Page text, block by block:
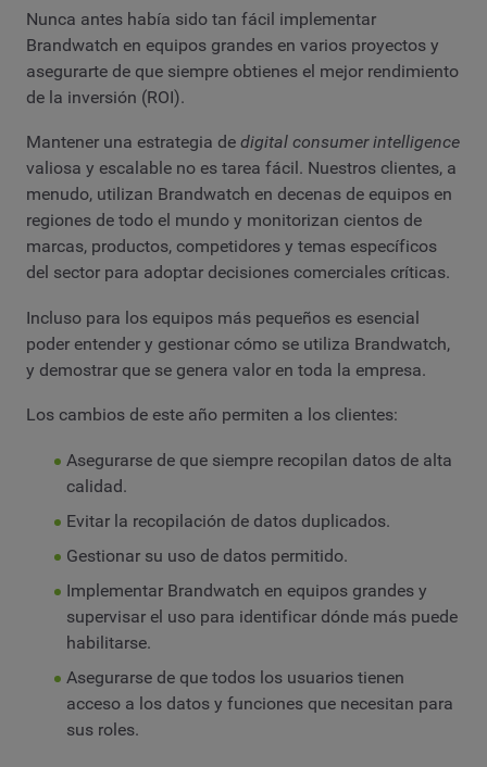
Nunca antes había sido tan fácil implementar
Brandwatch en equipos grandes en varios proyectos y
asegurarte de que siempre obtienes el mejor rendimiento
de la inversión (ROI).
Mantener una estrategia de digital consumer intelligence
valiosa y escalable no es tarea fácil. Nuestros clientes, a
menudo, utilizan Brandwatch en decenas de equipos en
regiones de todo el mundo y monitorizan cientos de
marcas, productos, competidores y temas específicos
del sector para adoptar decisiones comerciales críticas.
Incluso para los equipos más pequeños es esencial
poder entender y gestionar cómo se utiliza Brandwatch,
y demostrar que se genera valor en toda la empresa.
Los cambios de este año permiten a los clientes:
Asegurarse de que siempre recopilan datos de alta
calidad.
Evitar la recopilación de datos duplicados.
Gestionar su uso de datos permitido.
Implementar Brandwatch en equipos grandes y
supervisar el uso para identificar dónde más puede
habilitarse.
Asegurarse de que todos los usuarios tienen
acceso a los datos y funciones que necesitan para
sus roles.